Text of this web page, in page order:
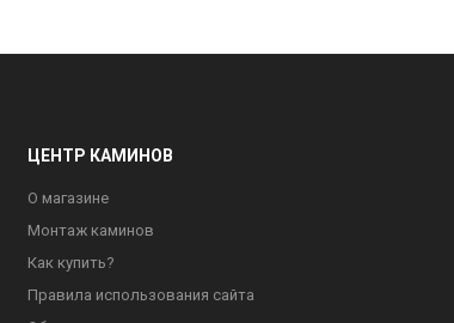
ЦЕНТР КАМИНОВ
О магазине
Монтаж каминов
Как купить?
Правила использования сайта